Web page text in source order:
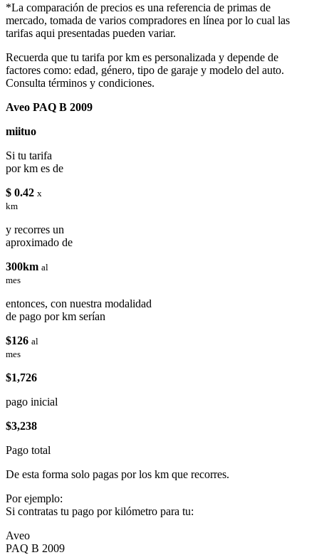
*La comparación de precios es una referencia de primas de
mercado, tomada de varios compradores en línea por lo cual las
tarifas aqui presentadas pueden variar.
Recuerda que tu tarifa por km es personalizada y depende de
factores como: edad, género, tipo de garaje y modelo del auto.
Consulta términos y condiciones.
Aveo PAQ B 2009
miituo
Si tu tarifa
por km es de
$ 0.42 x
km
y recorres un
aproximado de
300km al
mes
entonces, con nuestra modalidad
de pago por km serían
$126 al
mes
$1,726
pago inicial
$3,238
Pago total
De esta forma solo pagas por los km que recorres.
Por ejemplo:
Si contratas tu pago por kilómetro para tu:
Aveo
PAQ B 2009